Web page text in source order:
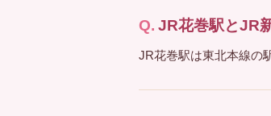
JR花巻駅とJR
JR花巻駅は東北本線の